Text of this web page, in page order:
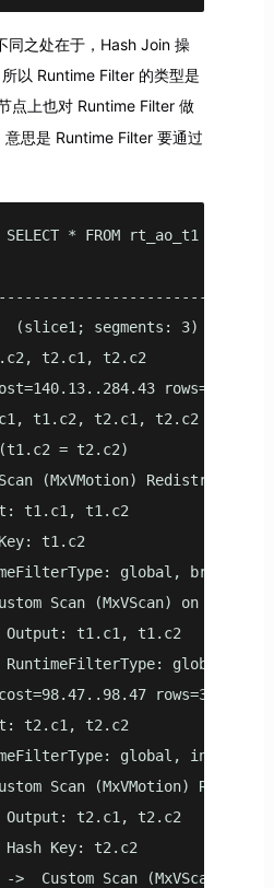
同之处在于，Hash Join 操
以 Runtime Filter 的类型是
点上也对 Runtime Filter 做
意思是 Runtime Filter 要通过
SELECT * FROM rt_ao_t1 t1,
(slice1; segments: 3)
t2.c1, t2.c2
rows=3333
t1.c2, t2.c1, t2.c2
= t2.c2)
(MxVMotion) Redistribute
t1.c1, t1.c2
t1.c2
global, broker
Scan (MxVScan) on
t1.c1, t1.c2
RuntimeFilterType: global,
rows=3333
t2.c1, t2.c2
global, initiator
Scan (MxVMotion)
t2.c1, t2.c2
Hash Key: t2.c2
->  Custom Scan (MxVScan) on